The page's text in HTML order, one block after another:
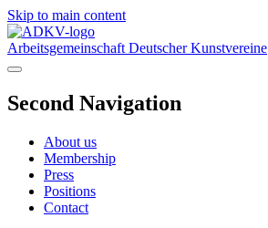
Skip to main content
Arbeitsgemeinschaft Deutscher Kunstvereine
Second Navigation
About us
Membership
Press
Positions
Contact